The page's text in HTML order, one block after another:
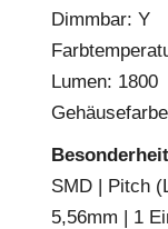
Dimmbar: Y
Lumen: 1800
SMD | Pitch
5,56mm | 1